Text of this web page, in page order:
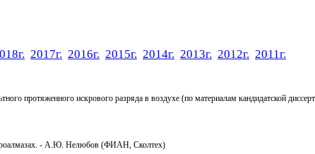
2017г. 2016г. 2015г. 2014г. 2013г. 2012г. 2011г.
протяженного искрового разряда в воздухе (по материалам кандидатской
- А.Ю. Нелюбов (ФИАН, Сколтех)